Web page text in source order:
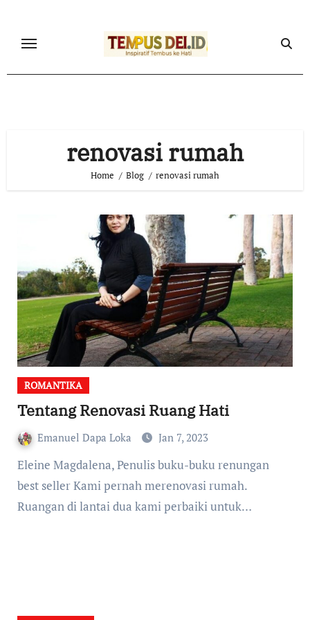
content
renovasi rumah
Home Blog renovasi rumah
ROMANTIKA
Tentang Renovasi Ruang Hati
Emanuel Dapa Loka Jan 7, 2023
Eleine Magdalena, Penulis buku-buku renungan
best seller Kami pernah merenovasi rumah.
Ruangan di lantai dua kami perbaiki untuk…